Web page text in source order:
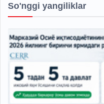
So'nggi yangiliklar